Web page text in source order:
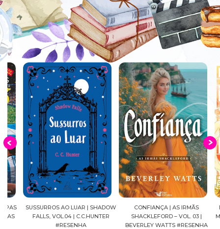
SUSSURROS AO LUAR | SHADOW
FALLS, VOL.04 | C.C.HUNTER
#RESENHA
CONFIANÇA | AS IRMÃS
SHACKLEFORD – VOL. 03 |
BEVERLEY WATTS #RESENHA